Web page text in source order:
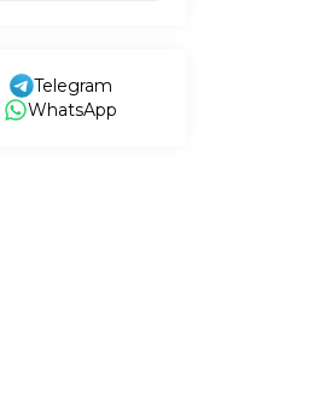
Telegram
WhatsApp